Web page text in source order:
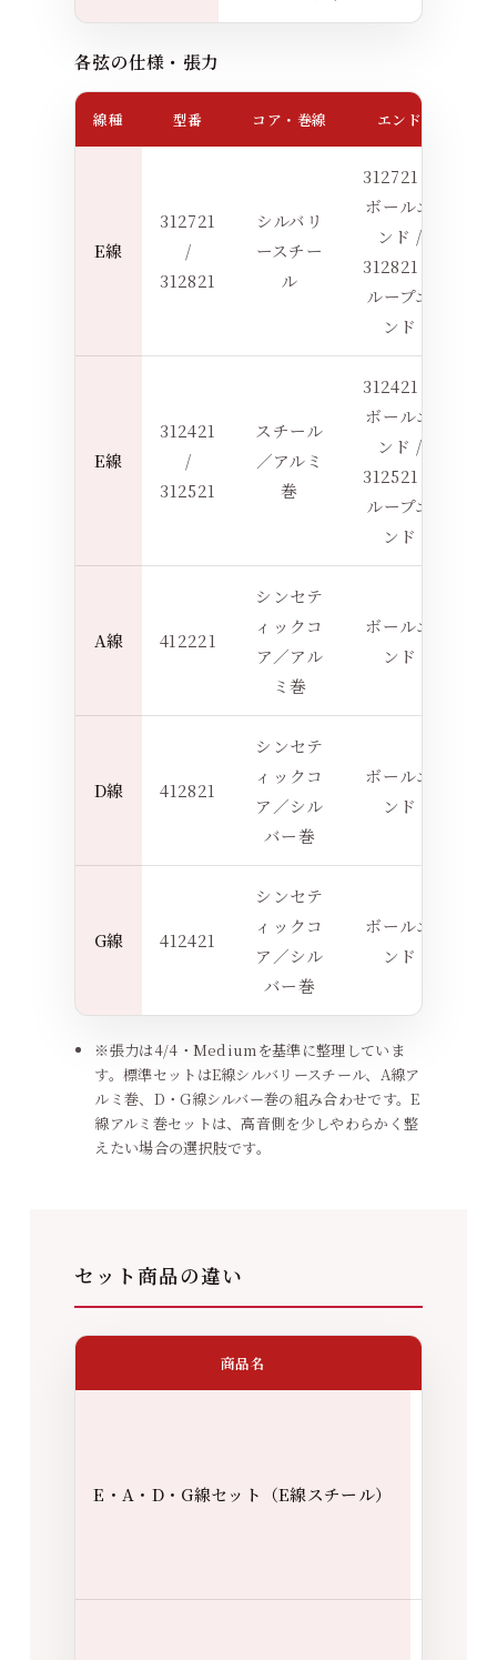
各弦の仕様・張力
線種 型番 コア・巻線 エンド
E線
312721
/
312821
シルバリ
ースチー
ル
312721：
ボールエ
ンド /
312821：
ループエ
ンド
E線
312421
/
312521
スチール
／アルミ
巻
312421：
ボールエ
ンド /
312521：
ループエ
ンド
A線 412221
シンセテ
ィックコ
ア／アル
ミ巻
ボールエ
ンド
D線 412821
シンセテ
ィックコ
ア／シル
バー巻
ボールエ
ンド
G線 412421
シンセテ
ィックコ
ア／シル
バー巻
ボールエ
ンド
※張力は4/4・Mediumを基準に整理していま
す。標準セットはE線シルバリースチール、A線ア
ルミ巻、D・G線シルバー巻の組み合わせです。E
線アルミ巻セットは、高音側を少しやわらかく整
えたい場合の選択肢です。
セット商品の違い
商品名
E・A・D・G線セット（E線スチール）